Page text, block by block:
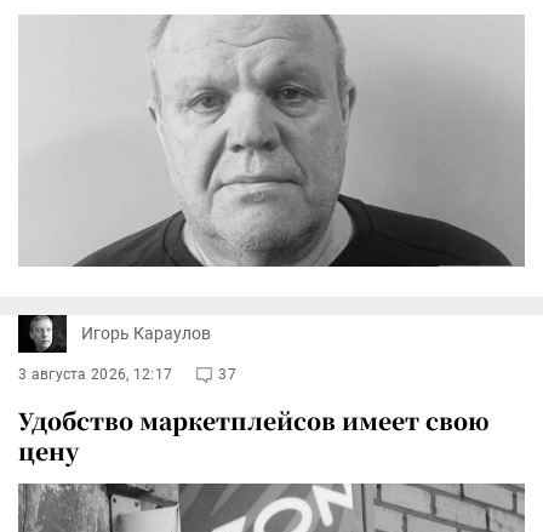
Игорь Караулов
3 августа 2026, 12:17 37
Удобство маркетплейсов имеет свою
цену